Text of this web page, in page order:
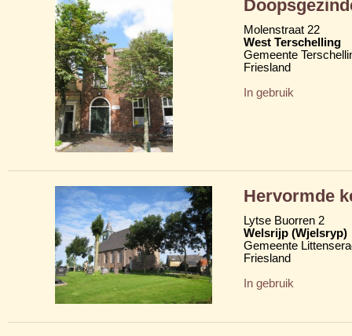
Molenstraat 22
West Terschelling
Gemeente
Friesland
In gebruik
Hervormde
Lytse Buorren 2
Welsrijp (Wjelsryp)
Gemeente
Friesland
In gebruik